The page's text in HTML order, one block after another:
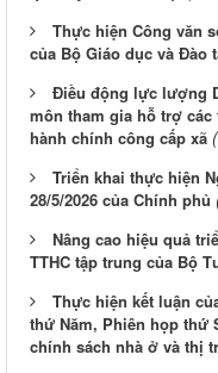
Thực hiện Công văn
của Bộ Giáo dục và Đào
Điều động lực lượng
môn tham gia hỗ trợ
hành chính công cấp xã
Triển khai thực hiện
28/5/2026 của Chính phủ
Nâng cao hiệu quả
TTHC tập trung của Bộ
Thực hiện kết luận
thứ Năm, Phiên họp thứ
chính sách nhà ở và thị